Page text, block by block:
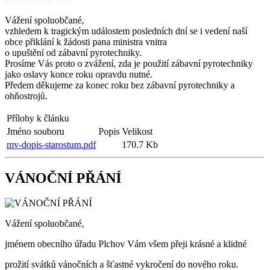
Vážení spoluobčané,
vzhledem k tragickým událostem posledních dní se i vedení naší
obce přiklání k žádosti pana ministra vnitra
o upuštění od zábavní pyrotechniky.
Prosíme Vás proto o zvážení, zda je použití zábavní pyrotechniky
jako oslavy konce roku opravdu nutné.
Předem děkujeme za konec roku bez zábavní pyrotechniky a
ohňostrojů.
Přílohy k článku
Jméno souboru
Popis Velikost
mv-dopis-starostum.pdf
170.7 Kb
VÁNOČNÍ PŘÁNÍ
Vážení spoluobčané,
jménem obecního úřadu Plchov Vám všem přeji krásné a klidné
prožití svátků vánočních a šťastné vykročení do nového roku.